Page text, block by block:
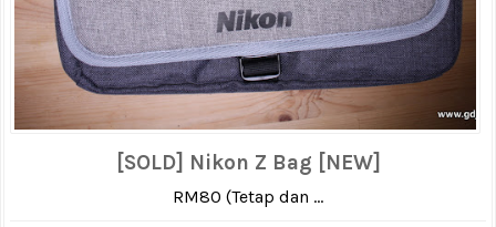
[SOLD] Nikon Z Bag [NEW]
RM80 (Tetap dan ...